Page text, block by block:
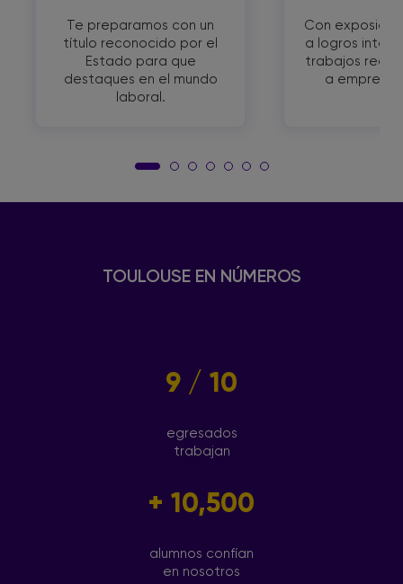
Te preparamos con un
título reconocido por el
Estado para que
destaques en el mundo
laboral.
Con
a logros
trabajos
a
TOULOUSE EN NÚMEROS
9 / 10
egresados
trabajan
+ 10,500
alumnos confían
en nosotros